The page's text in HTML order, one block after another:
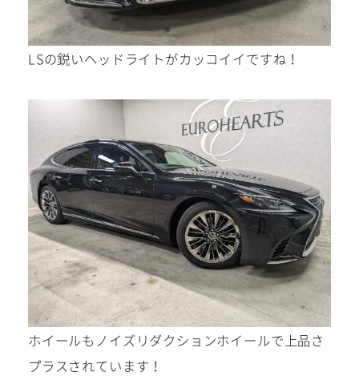
tel.0568-86-4855
営業時間 10:00～19:00 年中無休！
Instagram/Line/YouTube
お気軽にお問い合わせください。
LSの鋭いヘッドライトがカッコイイですね！
ホイールもノイズリダクションホイールで上品さ
プラスされています！